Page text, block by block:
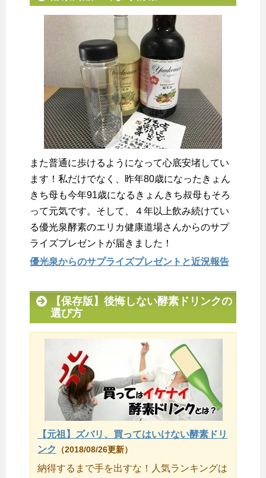
また普通に歩けるようになって心底安堵してい
ます！私だけでなく、昨年80歳になったきょん
きち母も今年91歳になるきょんきち叔母もそろ
って元気です。そして、４年以上飲み続けてい
る優光泉酵素のエリカ健康道場さんからのサプ
ライズプレゼントが届きました！
優光泉からのサプライズプレゼントと近況報告
【保存版】後悔しない酵素ドリンクの
選び方
【元祖】ズバリ、買ってはいけない酵素ドリ
ンク
（2018/08/26更新）
納得するまで手を出すな！人気ランキングは